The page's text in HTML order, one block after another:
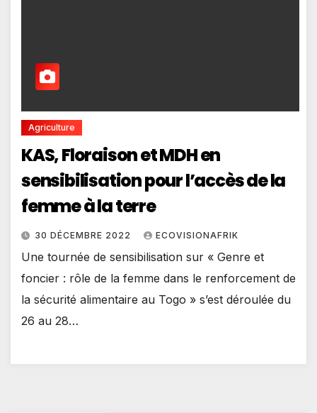
Agriculture
KAS, Floraison et MDH en
sensibilisation pour l’accès de la
femme à la terre
30 DÉCEMBRE 2022 ECOVISIONAFRIK
Une tournée de sensibilisation sur « Genre et
foncier : rôle de la femme dans le renforcement de
la sécurité alimentaire au Togo » s’est déroulée du
26 au 28…